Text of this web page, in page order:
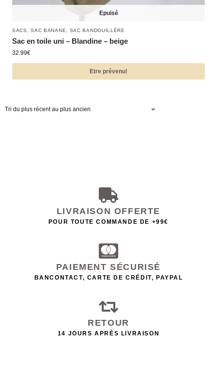
Epuisé
SACS ,SAC BANANE, SAC BANDOUILLÈRE
Sac en toile uni – Blandine – beige
32.99€
Etre prévenu!
LIVRAISON OFFERTE
POUR TOUTE COMMANDE DE +99€
PAIEMENT SÉCURISÉ
BANCONTACT, CARTE DE CRÉDIT, PAYPAL
RETOUR
14 JOURS APRÈS LIVRAISON